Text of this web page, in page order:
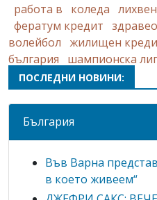
работа в коледа
фератум кредит
волейбол жилищен
българия
шампионска
ПОСЛЕДНИ НОВИНИ:
България
Във Варна
в което живеем“